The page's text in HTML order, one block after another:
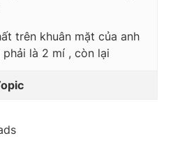
trên khuân mặt của anh
là 2 mí , còn lại